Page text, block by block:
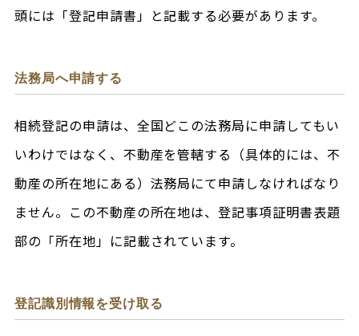
頭には「登記申請書」と記載する必要があります。
法務局へ申請する
相続登記の申請は、全国どこの法務局に申請してもい
いわけではなく、不動産を管轄する（具体的には、不
動産の所在地にある）法務局にて申請しなければなり
ません。この不動産の所在地は、登記事項証明書表題
部の「所在地」に記載されています。
登記識別情報を受け取る